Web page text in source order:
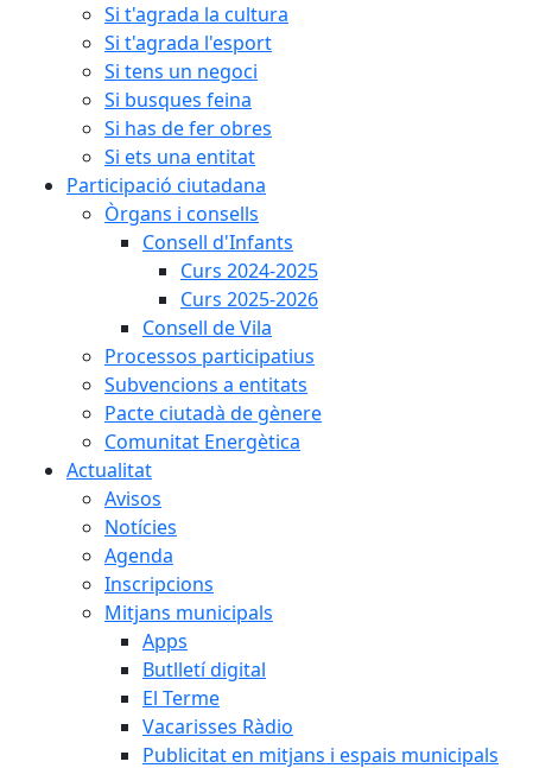
Si t'agrada la cultura
Si t'agrada l'esport
Si tens un negoci
Si busques feina
Si has de fer obres
Si ets una entitat
Participació ciutadana
Òrgans i consells
Consell d'Infants
Curs 2024-2025
Curs 2025-2026
Consell de Vila
Processos participatius
Subvencions a entitats
Pacte ciutadà de gènere
Comunitat Energètica
Actualitat
Avisos
Notícies
Agenda
Inscripcions
Mitjans municipals
Apps
Butlletí digital
El Terme
Vacarisses Ràdio
Publicitat en mitjans i espais municipals